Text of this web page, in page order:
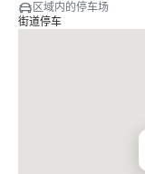
区域内的停车场
街道停车